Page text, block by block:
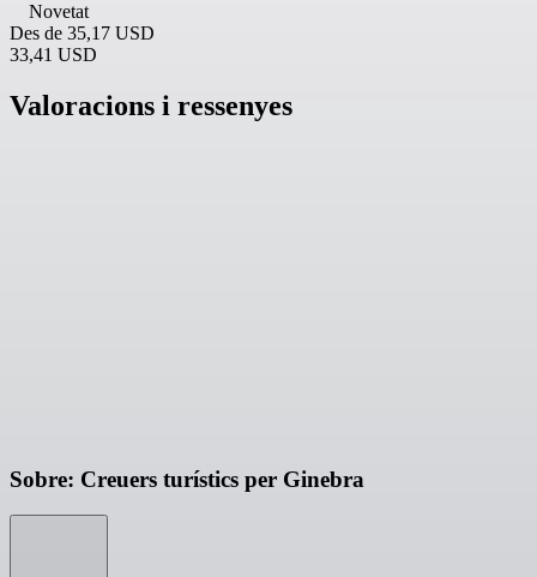
Novetat
Des de 35,17 USD
33,41 USD
Valoracions i ressenyes
Sobre: Creuers turístics per Ginebra